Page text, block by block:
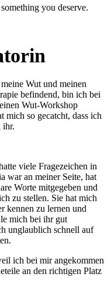
you deserve.
Wut und meinen
befindend, bin ich bei
Wut-Workshop
mich so gecatcht, dass ich
ihr.
viele Fragezeichen in
war an meiner Seite, hat
Worte mitgegeben und
zu stellen. Sie hat mich
kennen zu lernen und
mich bei ihr gut
unglaublich schnell auf
ich bei mir angekommen
an den richtigen Platz